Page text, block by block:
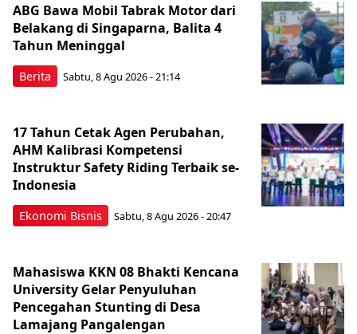
Berita
ABG Bawa Mobil Tabrak Motor dari
Belakang di Singaparna, Balita 4
Tahun Meninggal
Sabtu, 8 Agu 2026 - 21:14
Ekonomi Bisnis
17 Tahun Cetak Agen Perubahan,
AHM Kalibrasi Kompetensi
Instruktur Safety Riding Terbaik se-
Indonesia
Sabtu, 8 Agu 2026 - 20:47
Mahasiswa KKN 08 Bhakti Kencana
University Gelar Penyuluhan
Pencegahan Stunting di Desa
Lamajang Pangalengan